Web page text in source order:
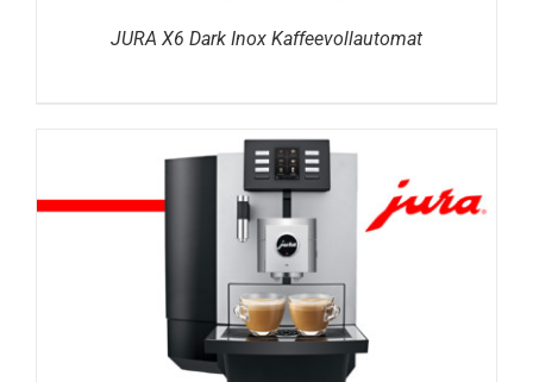
JURA X6 Dark Inox Kaffeevollautomat
DETAILS